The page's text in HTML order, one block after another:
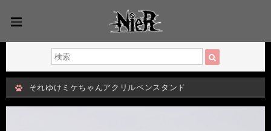
それゆけミケちゃんアクリルペンスタンド